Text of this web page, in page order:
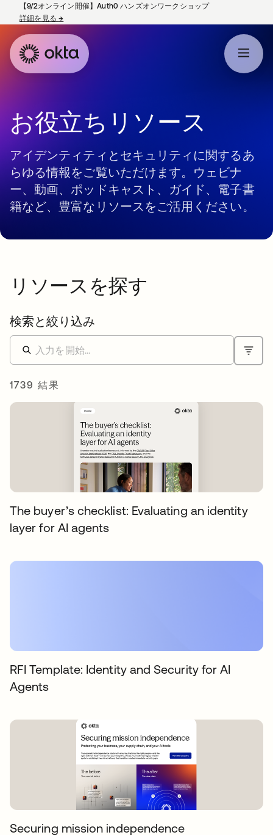
【9/2オンライン開催】Auth0 ハンズオンワークショップ
詳細を見る→
お役立ちリソース
アイデンティティとセキュリティに関するあ
らゆる情報をご覧いただけます。ウェビナ
ー、動画、ポッドキャスト、ガイド、電子書
籍など、豊富なリソースをご活用ください。
リソースを探す
検索と絞り込み
1739 結果
The buyer’s checklist: Evaluating an identity
layer for AI agents
RFI Template: Identity and Security for AI
Agents
Securing mission independence